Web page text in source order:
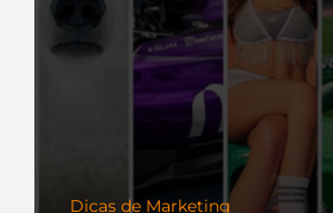
Dicas de Marketing